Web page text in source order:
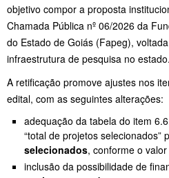
objetivo compor a proposta
Chamada Pública nº 06/2026 da
do Estado de Goiás (Fapeg),
infraestrutura de pesquisa no estado.
A retificação promove ajustes nos
edital, com as seguintes alterações:
adequação da tabela do item
“total de projetos selecionados”
selecionados, conforme o
inclusão da possibilidade de